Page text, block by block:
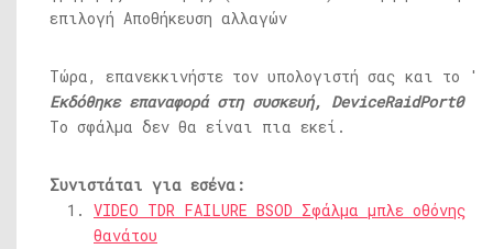
Τώρα, επανεκκινήστε τον υπολογιστή σας και το '
Εκδόθηκε επαναφορά στη συσκευή, DeviceRaidPort0
Το σφάλμα δεν θα είναι πια εκεί.
Συνιστάται για εσένα:
VIDEO TDR FAILURE BSOD Σφάλμα μπλε οθόνης
θανάτου